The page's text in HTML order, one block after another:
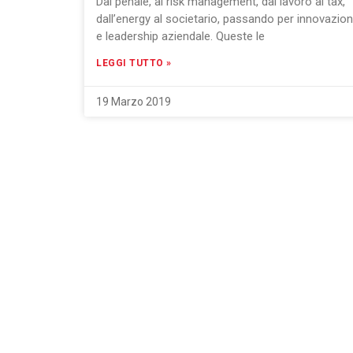
dall’energy al societario, passando per
e leadership aziendale. Queste le
LEGGI TUTTO »
19 Marzo 2019